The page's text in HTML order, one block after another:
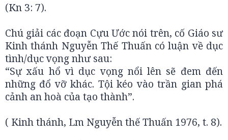
(Kn 3: 7).
Chú giải các đoạn Cựu Ước nói trên, cố Giáo sư
Kinh thánh Nguyễn Thế Thuấn có luận về dục
tình/dục vọng như sau:
“Sự xấu hổ vì dục vọng nổi lên sẽ đem đến
những đổ vỡ khác. Tội kéo vào trần gian phá
cảnh an hoà của tạo thành”.
( Kinh thánh, Lm Nguyễn thế Thuấn 1976, t. 8).